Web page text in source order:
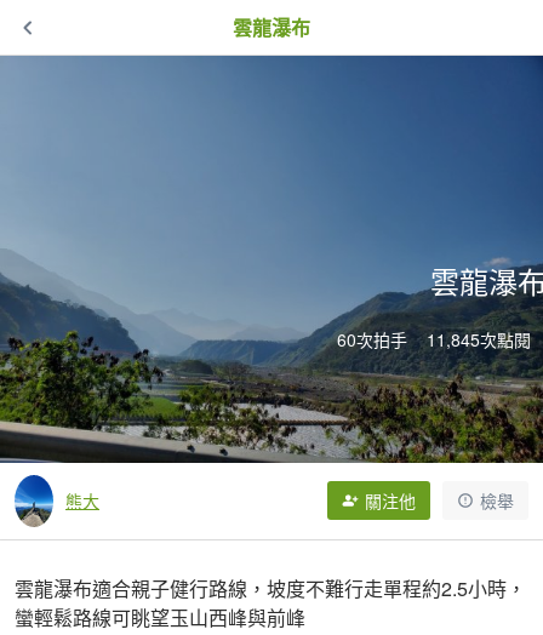
雲龍瀑布
雲龍瀑
60次拍手 11,845次點閱
熊大 關注他 檢舉
雲龍瀑布適合親子健行路線，坡度不難行走單程約2.5小時，
蠻輕鬆路線可眺望玉山西峰與前峰